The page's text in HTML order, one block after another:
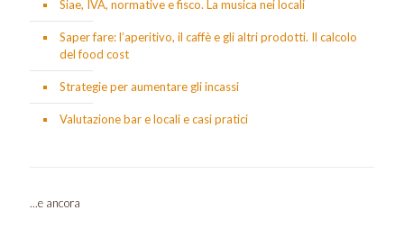
Siae, IVA, normative e fisco. La musica nei locali
Saper fare: l’aperitivo, il caffè e gli altri prodotti. Il calcolo
del food cost
Strategie per aumentare gli incassi
Valutazione bar e locali e casi pratici
...e ancora